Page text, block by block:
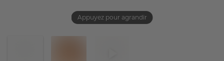
Appuyez pour agrandir